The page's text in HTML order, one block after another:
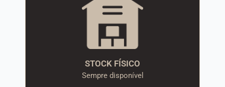
STOCK FÍSICO
Sempre disponível